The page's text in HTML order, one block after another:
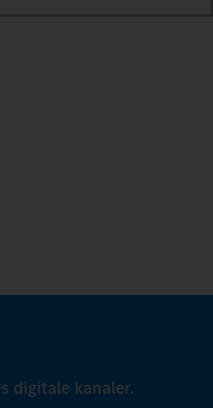
digitale kanaler.